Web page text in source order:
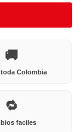
🚚
Colombia
🔁
faciles